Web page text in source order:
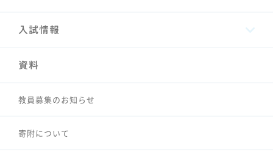
入試情報
資料
教員募集のお知らせ
寄附について